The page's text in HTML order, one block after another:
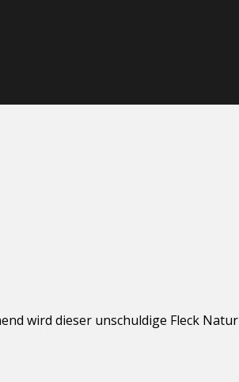
wird dieser unschuldige Fleck Natur